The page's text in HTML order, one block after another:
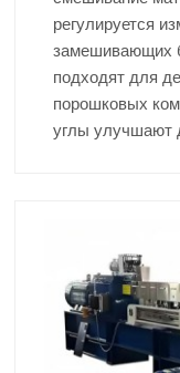
регулируется
замешивающих
подходят для
порошковых
углы улучшают